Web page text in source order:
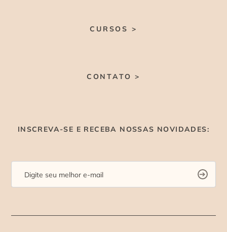
CURSOS >
CONTATO >
INSCREVA-SE E RECEBA NOSSAS NOVIDADES: